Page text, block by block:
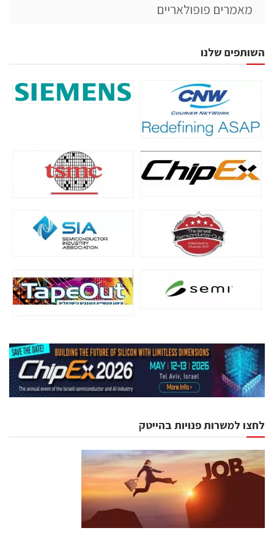
מאמרים פופולאריים
השותפים שלנו
לחצו למשרות פנויות בהייטק